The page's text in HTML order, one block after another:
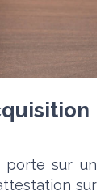
porte sur un
sur